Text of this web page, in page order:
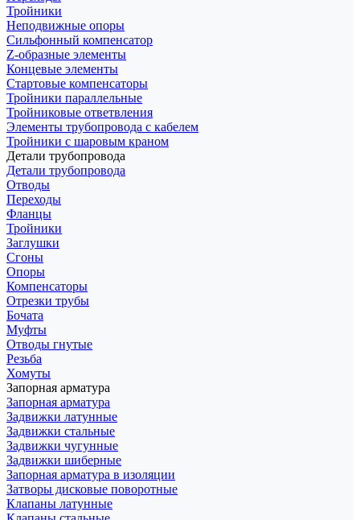
Тройники
Неподвижные опоры
Cильфонный компенсатор
Z-образные элементы
Концевые элементы
Стартовые компенсаторы
Тройники параллельные
Тройниковые ответвления
Элементы трубопровода с кабелем
Тройники с шаровым краном
Детали трубопровода
Детали трубопровода
Отводы
Переходы
Фланцы
Тройники
Заглушки
Сгоны
Опоры
Компенсаторы
Отрезки трубы
Бочата
Муфты
Отводы гнутые
Резьба
Хомуты
Запорная арматура
Запорная арматура
Задвижки латунные
Задвижки стальные
Задвижки чугунные
Задвижки шиберные
Запорная арматура в изоляции
Затворы дисковые поворотные
Клапаны латунные